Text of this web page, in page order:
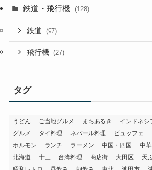
鉄道・飛行機 (128)
鉄道 (97)
飛行機 (27)
タグ
うどん ご当地グルメ まちあるき インドネシ
グルメ
タイ料理 ネパール料理 ビュッフェ
ホルモン
ランチ ラーメン 中国・四国 中
北海道
十三 台湾料理 商店街 大田区 天